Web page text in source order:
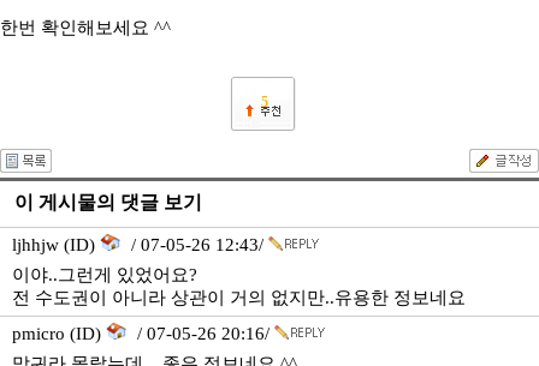
한번 확인해보세요 ^^
5
이 게시물의 댓글 보기
ljhhjw (ID)
/ 07-05-26 12:43/
이야..그런게 있었어요?
전 수도권이 아니라 상관이 거의 없지만..유용한 정보네요
pmicro (ID)
/ 07-05-26 20:16/